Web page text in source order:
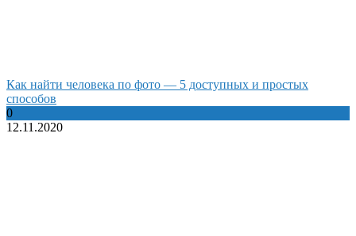
Как найти человека по фото — 5 доступных и простых
способов
0
12.11.2020